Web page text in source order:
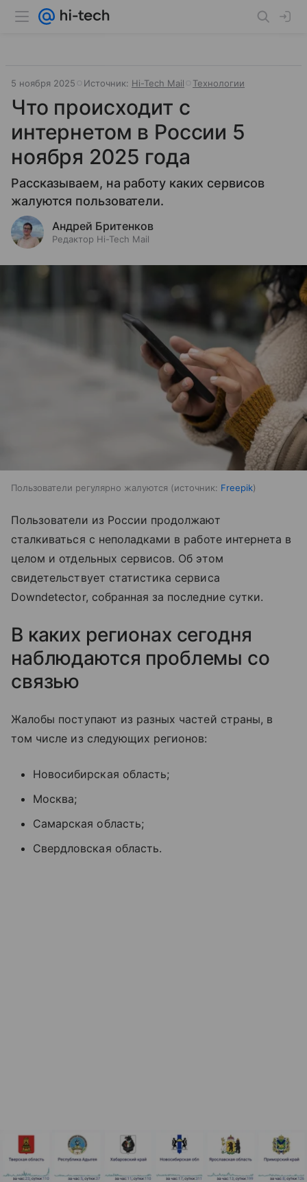
5 ноября 2025 Источник: Hi-Tech Mail Технологии
Что происходит с
интернетом в России 5
ноября 2025 года
Рассказываем, на работу каких сервисов
жалуются пользователи.
Андрей Бритенков
Редактор Hi-Tech Mail
Пользователи регулярно жалуются источник: Freepik
Пользователи из России продолжают
сталкиваться с неполадками в работе интернета в
целом и отдельных сервисов. Об этом
свидетельствует статистика сервиса
Downdetector, собранная за последние сутки.
В каких регионах сегодня
наблюдаются проблемы со
связью
Жалобы поступают из разных частей страны, в
том числе из следующих регионов:
Новосибирская область;
Москва;
Самарская область;
Свердловская область.